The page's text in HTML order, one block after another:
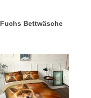
Fuchs Bettwäsche